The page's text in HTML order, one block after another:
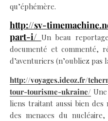
qu’éphémère.
http://sv-
part-i/ Un beau
documenté et commenté,
d’aventuriers (n’oubliez pas
http://voyages.ideoz.fr/
tour-tourisme-ukraine/
liens traitant aussi bien des
des menaces du